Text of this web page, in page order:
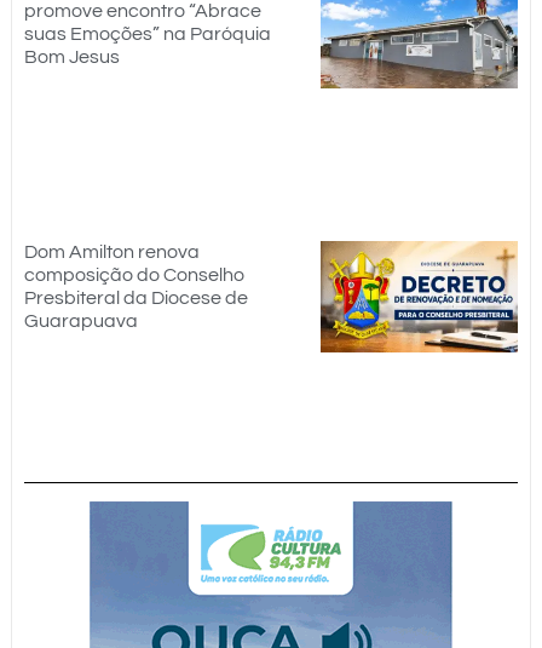
promove encontro “Abrace
suas Emoções” na Paróquia
Bom Jesus
Dom Amilton renova
composição do Conselho
Presbiteral da Diocese de
Guarapuava